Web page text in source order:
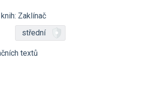
Zaklínač
střední
textů